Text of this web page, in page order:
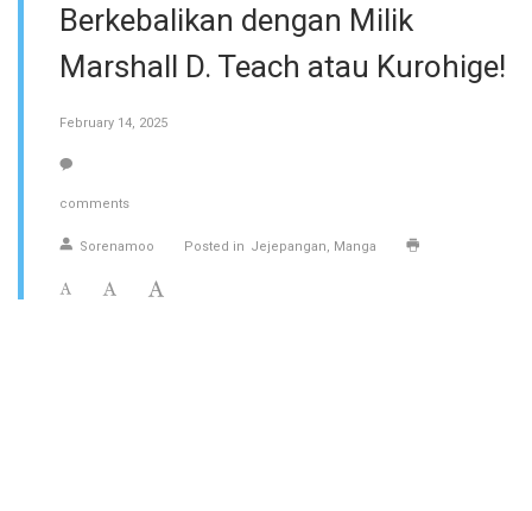
Berkebalikan dengan Milik
Marshall D. Teach atau Kurohige!
February 14, 2025
comments
Sorenamoo Posted in Jejepangan Manga